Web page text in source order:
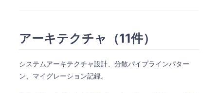
アーキテクチャ（11件）
システムアーキテクチャ設計、分散パイプラインパター
ン、マイグレーション記録。